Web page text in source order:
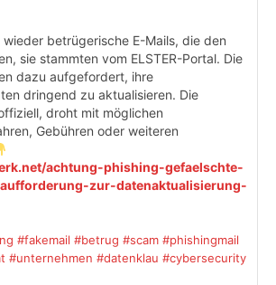
betrügerische E-Mails, die den
sie stammten vom ELSTER-Portal. Die
dazu aufgefordert, ihre
dringend zu aktualisieren. Die
droht mit möglichen
Gebühren oder weiteren
achtung-phishing-gefaelschte-
zur-datenaktualisierung-
#fakemail #betrug #scam #phishingmail
#unternehmen #datenklau #cybersecurity